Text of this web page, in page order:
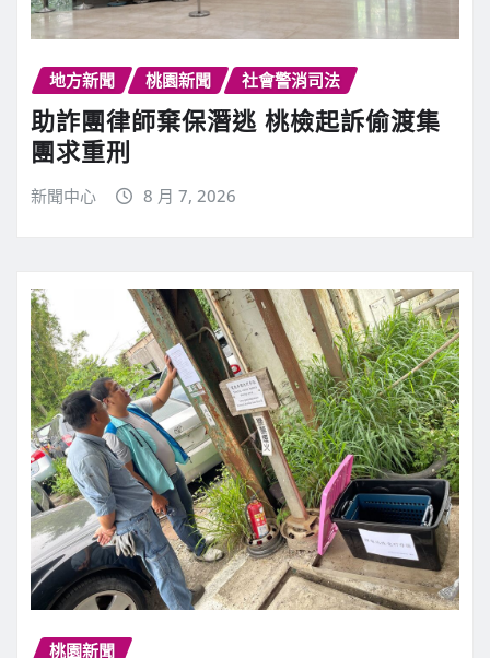
地方新聞 桃園新聞 社會警消司法
助詐團律師棄保潛逃 桃檢起訴偷渡集
團求重刑
新聞中心 8 月 7, 2026
桃園新聞